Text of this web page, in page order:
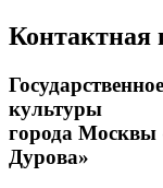
культуры
города Москвы
Дурова»